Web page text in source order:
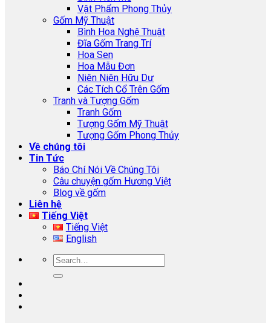
Vật Phẩm Phong Thủy
Gốm Mỹ Thuật
Bình Hoa Nghệ Thuật
Đĩa Gốm Trang Trí
Hoa Sen
Hoa Mẫu Đơn
Niên Niên Hữu Dư
Các Tích Cổ Trên Gốm
Tranh và Tượng Gốm
Tranh Gốm
Tượng Gốm Mỹ Thuật
Tượng Gốm Phong Thủy
Về chúng tôi
Tin Tức
Báo Chí Nói Về Chúng Tôi
Câu chuyện gốm Hương Việt
Blog về gốm
Liên hệ
Tiếng Việt
Tiếng Việt
English
Search
for: